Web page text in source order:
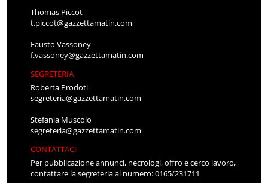
Thomas Piccot
t.piccot@gazzettamatin.com
Fausto Vassoney
f.vassoney@gazzettamatin.com
SEGRETERIA
Roberta Prodoti
segreteria@gazzettamatin.com
Stefania Muscolo
segreteria@gazzettamatin.com
CONTATTACI
Per pubblicazione annunci, necrologi, offro e cerco lavoro,
contattare la segreteria al numero: 0165/231711